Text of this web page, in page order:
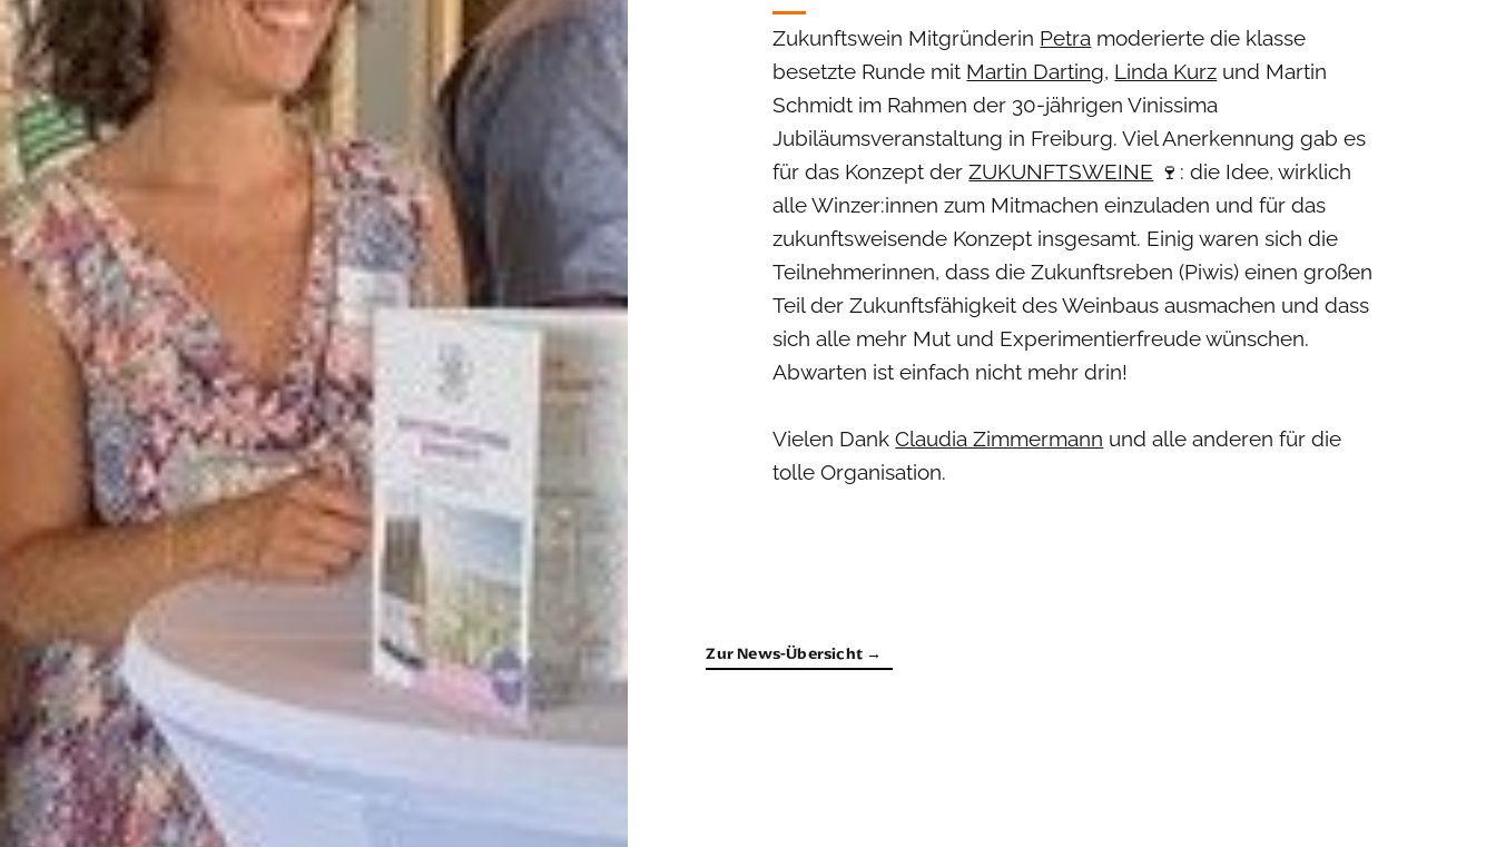
Zukunftswein Mitgründerin Petra moderierte die klasse
besetzte Runde mit Martin Darting, Linda Kurz und Martin
Schmidt im Rahmen der 30-jährigen Vinissima
Jubiläumsveranstaltung in Freiburg. Viel Anerkennung gab es
für das Konzept derZUKUNFTSWEINE 🍷: die Idee, wirklich
alle Winzer:innen zum Mitmachen einzuladen und für das
zukunftsweisende Konzept insgesamt. Einig waren sich die
Teilnehmerinnen, dass die Zukunftsreben (Piwis) einen großen
Teil der Zukunftsfähigkeit des Weinbaus ausmachen und dass
sich alle mehr Mut und Experimentierfreude wünschen.
Abwarten ist einfach nicht mehr drin!
Vielen DankClaudia Zimmermann und alle anderen für die
tolle Organisation.
Zur News-Übersicht →